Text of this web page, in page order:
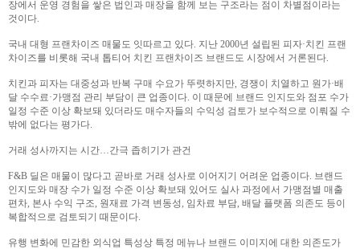
장에서 운영 경험을 쌓은 법인과 매장을 함께 보는 구조라는 점이 차별점이라는
것이다.
국내 대형 프랜차이즈 매물도 잇따르고 있다. 지난 2000년 설립된 피자·치킨 프랜
차이즈를 비롯해 국내 톱티어 치킨 프랜차이즈 브랜드도 시장에서 거론된다.
치킨과 피자는 대중성과 반복 구매 수요가 뚜렷하지만, 경쟁이 치열하고 원가·배
달 수수료·가맹점 관리 부담이 큰 업종이다. 이 때문에 브랜드 인지도와 점포 수가
일정 수준 이상 확보돼 있더라도 매수자들의 수익성 검토가 보수적으로 이뤄질 수
밖에 없다는 평가다.
거래 성사까지는 시간…간극 좁히기가 관건
F&B 딜은 매물이 많다고 곧바로 거래 성사로 이어지기 어려운 업종이다. 브랜드
인지도와 매장 수가 일정 수준 이상 확보돼 있어도 실사 과정에서 가맹점별 매출
편차, 본사 수익 구조, 원재료 가격 변동성, 임차료 부담, 배달 플랫폼 의존도 등이
복합적으로 검토되기 때문이다.
유행 변화에 민감한 외식업 특성상 특정 메뉴나 브랜드 이미지에 대한 의존도가